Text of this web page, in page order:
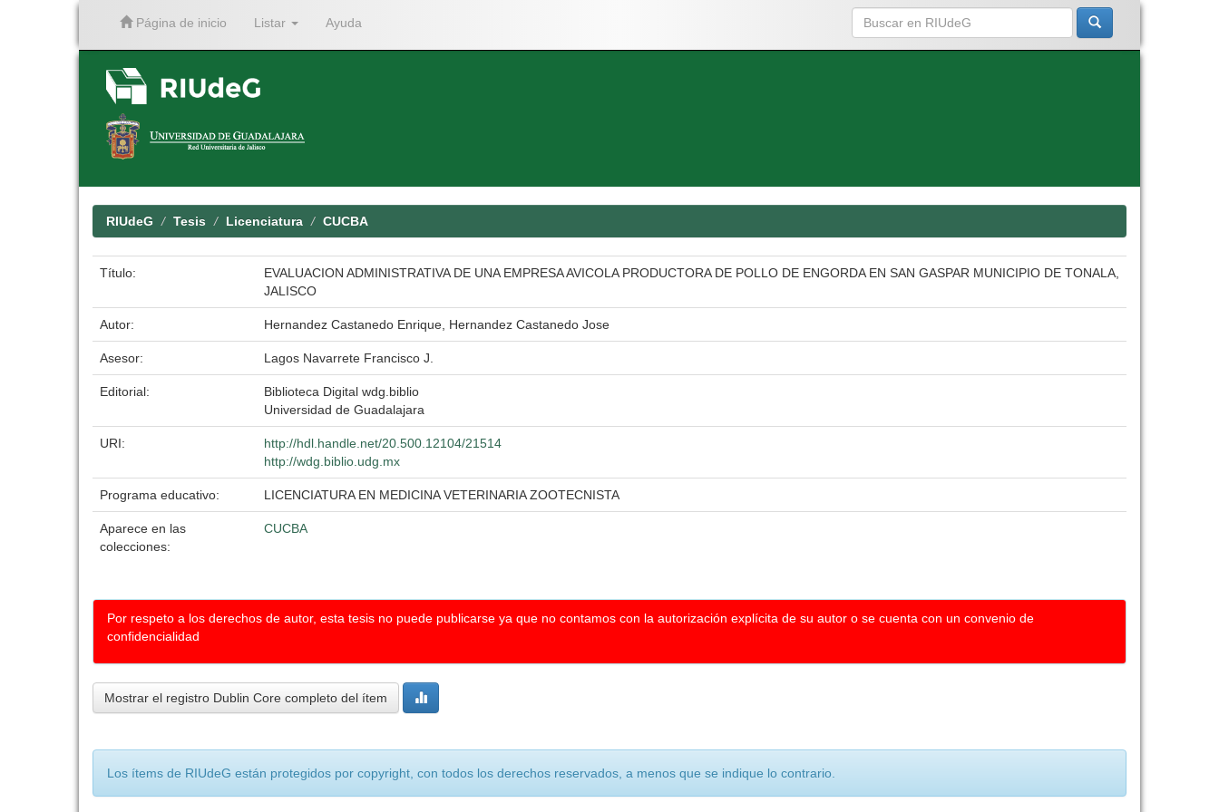
Página de inicio Listar Ayuda
RIUdeG Tesis Licenciatura CUCBA
Título:
EVALUACION ADMINISTRATIVA DE UNA EMPRESA AVICOLA PRODUCTORA DE POLLO DE ENGORDA EN SAN GASPAR MUNICIPIO DE TONALA,
JALISCO
Autor: Hernandez Castanedo Enrique, Hernandez Castanedo Jose
Asesor: Lagos Navarrete Francisco J.
Editorial:
Biblioteca Digital wdg.biblio
Universidad de Guadalajara
URI:
http://hdl.handle.net/20.500.12104/21514
http://wdg.biblio.udg.mx
Programa educativo: LICENCIATURA EN MEDICINA VETERINARIA ZOOTECNISTA
Aparece en las
colecciones:
CUCBA
Por respeto a los derechos de autor, esta tesis no puede publicarse ya que no contamos con la autorización explícita de su autor o se cuenta con un convenio de
confidencialidad
Mostrar el registro Dublin Core completo del ítem
Los ítems de RIUdeG están protegidos por copyright, con todos los derechos reservados, a menos que se indique lo contrario.